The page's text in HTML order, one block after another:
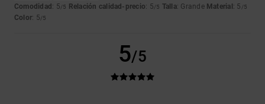
Comodidad : 5/5 Relación calidad-precio: 5/5 Talla: Grande Material : 5 /5
Color: 5/5
5/5